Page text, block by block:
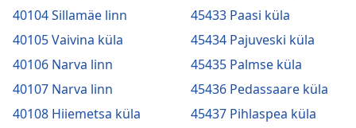
40104 Sillamäe linn
40105 Vaivina küla
40106 Narva linn
40107 Narva linn
40108 Hiiemetsa küla
45433 Paasi küla
45434 Pajuveski küla
45435 Palmse küla
45436 Pedassaare küla
45437 Pihlaspea küla